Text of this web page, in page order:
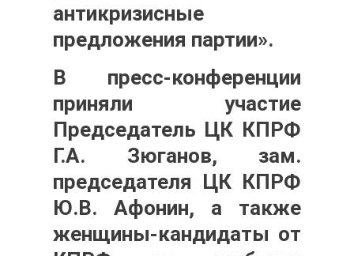
антикризисные
предложения партии».
В пресс-конференции
приняли участие
Председатель ЦК КПРФ
Г.А. Зюганов, зам.
председателя ЦК КПРФ
Ю.В. Афонин, а также
женщины-кандидаты от